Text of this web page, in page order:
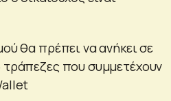
θα πρέπει να ανήκει σε
που συμμετέχουν